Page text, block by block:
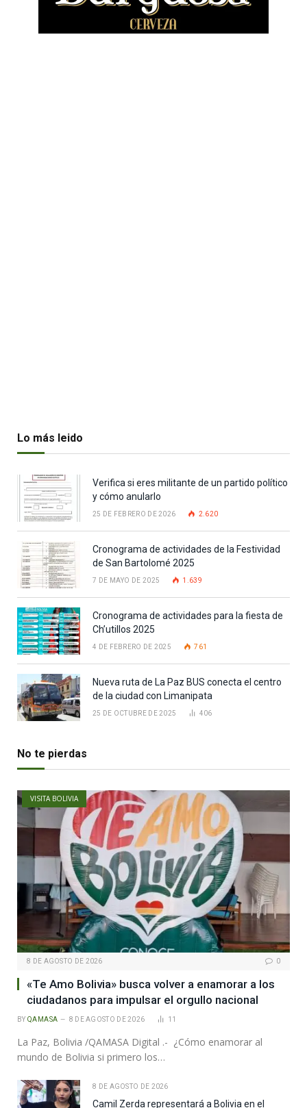
Lo más leido
Verifica si eres militante de un partido político
y cómo anularlo
25 DE FEBRERO DE 2026 2.620
Cronograma de actividades de la Festividad
de San Bartolomé 2025
7 DE MAYO DE 2025 1.639
Cronograma de actividades para la fiesta de
Ch’utillos 2025
4 DE FEBRERO DE 2025 761
Nueva ruta de La Paz BUS conecta el centro
de la ciudad con Limanipata
25 DE OCTUBRE DE 2025 406
No te pierdas
VISITA BOLIVIA
8 DE AGOSTO DE 2026 0
«Te Amo Bolivia» busca volver a enamorar a los
ciudadanos para impulsar el orgullo nacional
BY QAMASA 8 DE AGOSTO DE 2026 11
La Paz, Bolivia /QAMASA Digital .- ¿Cómo enamorar al
mundo de Bolivia si primero los…
8 DE AGOSTO DE 2026
Camil Zerda representará a Bolivia en el